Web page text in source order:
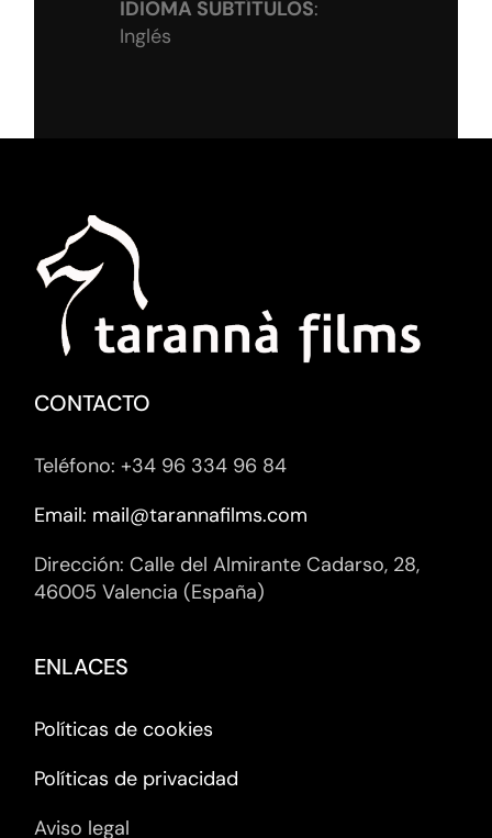
IDIOMA SUBTÍTULOS:
Inglés
CONTACTO
Teléfono: +34 96 334 96 84
Email: mail@tarannafilms.com
Dirección: Calle del Almirante Cadarso, 28,
46005 Valencia (España)
ENLACES
Políticas de cookies
Políticas de privacidad
Aviso legal